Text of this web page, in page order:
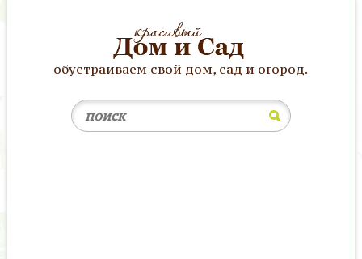
обустраиваем свой дом, сад и огород.